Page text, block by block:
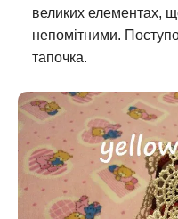
великих елементах,
непомітними.
тапочка.